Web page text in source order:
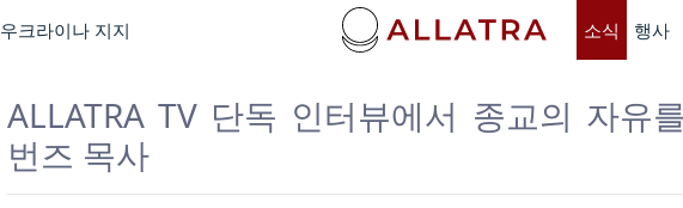
우크라이나 지지 소식 행사
ALLATRA TV 단독 인터뷰에서 종교의 자유
번즈 목사